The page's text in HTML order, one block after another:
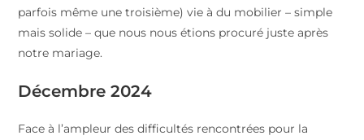
parfois même une troisième) vie à du mobilier – simple
mais solide – que nous nous étions procuré juste après
notre mariage.
Décembre 2024
Face à l’ampleur des difficultés rencontrées pour la